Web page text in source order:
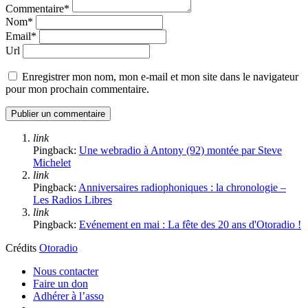
Commentaire*
Nom*
Email*
Url
Enregistrer mon nom, mon e-mail et mon site dans le navigateur
pour mon prochain commentaire.
link
Pingback: Une webradio à Antony (92) montée par Steve
Michelet
link
Pingback: Anniversaires radiophoniques : la chronologie –
Les Radios Libres
link
Pingback: Evénement en mai : La fête des 20 ans d'Otoradio !
Crédits Otoradio
Nous contacter
Faire un don
Adhérer à l’asso